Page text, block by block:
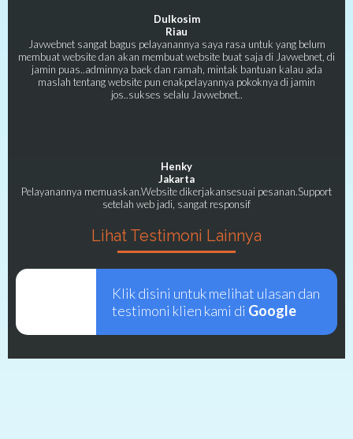
Dulkosim
Riau
Javwebnet sangat bagus pelayanannya saya rasa untuk yang belum
membuat website dan akan membuat website buat saja di Javwebnet, di
jamin puas..adminnya baek dan ramah, mintak bantuan kalau ada
maslah tentang website pun enakpelayannya pokoknya di jamin
jos..sukses selalu Javwebnet..
Henky
Jakarta
Pelayanannya memuaskan.Website dikerjakansesuai pesanan.Support
setelah web jadi, sangat responsif
Lihat Testimoni Lainnya
Klik disini untuk melihat ulasan dan
testimoni klien kami di Google